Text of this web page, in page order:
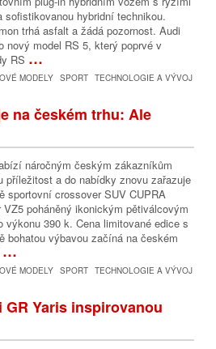
sofistikovanou hybridní technikou.
trhá asfalt a žádá pozornost. Audi
nový model RS 5, který poprvé v
RS …
MODELY SPORT TECHNOLOGIE A VÝVOJ
na českém trhu: Ale
náročným českým zákazníkům
příležitost a do nabídky znovu zařazuje
sportovní crossover SUV CUPRA
VZ5 poháněný ikonickým pětiválcovým
výkonu 390 k. Cena limitované edice s
bohatou výbavou začíná na českém
…
MODELY SPORT TECHNOLOGIE A VÝVOJ
Yaris inspirovanou